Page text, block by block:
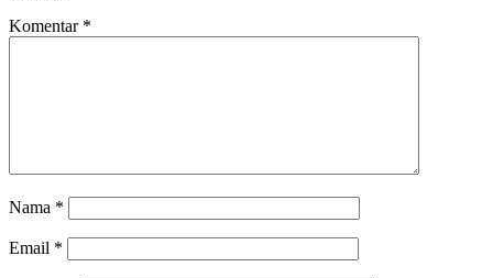
Komentar *
Nama *
Email *